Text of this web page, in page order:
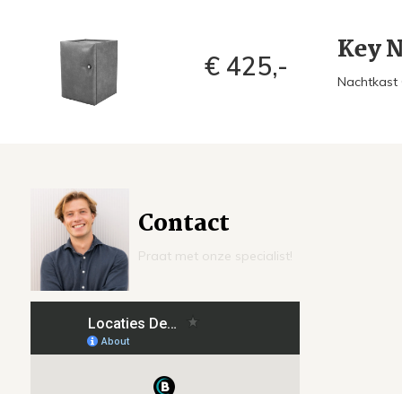
€ 425,- Key
Nachtkast
Contact
Praat met onze specialist!